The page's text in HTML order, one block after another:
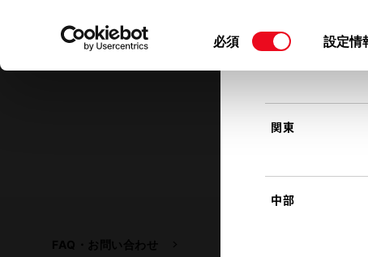
て」をご覧ください。
同
必須 設定情
東北
関東
中部
FAQ・お問い合わせ